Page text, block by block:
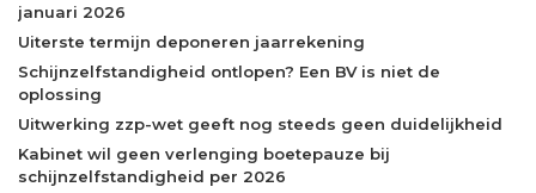
januari 2026
Uiterste termijn deponeren jaarrekening
Schijnzelfstandigheid ontlopen? Een BV is niet de
oplossing
Uitwerking zzp-wet geeft nog steeds geen duidelijkheid
Kabinet wil geen verlenging boetepauze bij
schijnzelfstandigheid per 2026